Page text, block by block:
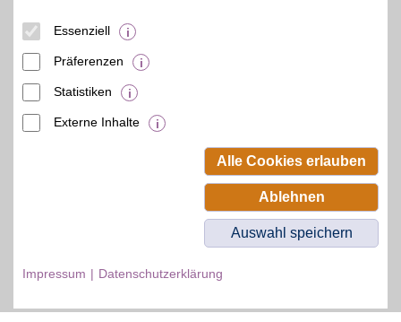
Essenziell
Präferenzen
Statistiken
Externe Inhalte
Alle Cookies erlauben
Ablehnen
Auswahl speichern
Impressum Datenschutzerklärung